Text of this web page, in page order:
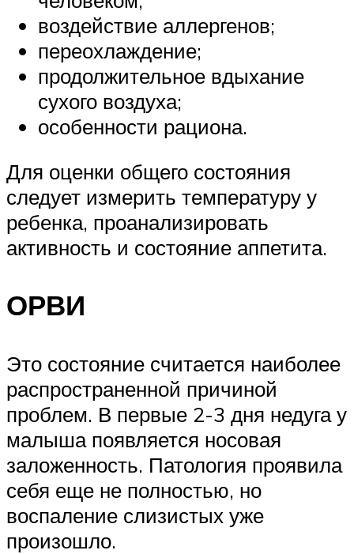
воздействие аллергенов;
переохлаждение;
продолжительное вдыхание
сухого воздуха;
особенности рациона.
Для оценки общего состояния
следует измерить температуру у
ребенка, проанализировать
активность и состояние аппетита.
ОРВИ
Это состояние считается наиболее
распространенной причиной
проблем. В первые 2-3 дня недуга у
малыша появляется носовая
заложенность. Патология проявила
себя еще не полностью, но
воспаление слизистых уже
произошло.